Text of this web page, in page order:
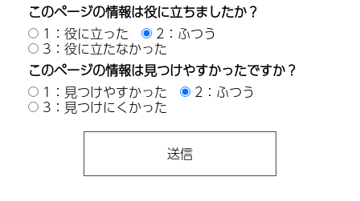
このページの情報は役に立ちましたか？
1：役に立った
2：ふつう
3：役に立たなかった
このページの情報は見つけやすかったですか？
1：見つけやすかった
2：ふつう
3：見つけにくかった